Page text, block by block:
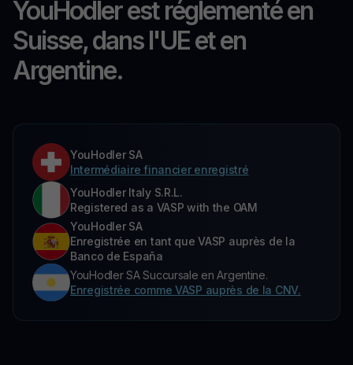
YouHodler est réglementé en
Suisse, dans l'UE et en
Argentine.
YouHodler SA
Intermédiaire financier enregistré
YouHodler Italy S.R.L.
Registered as a VASP with the OAM
YouHodler SA
Enregistrée en tant que VASP auprès de la
Banco de España
YouHodler SA Succursale en Argentine.
Enregistrée comme VASP auprès de la CNV.